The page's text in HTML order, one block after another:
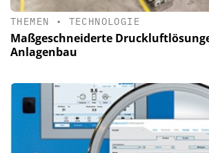
THEMEN • TECHNOLOGIE
Maßgeschneiderte
Anlagenbau